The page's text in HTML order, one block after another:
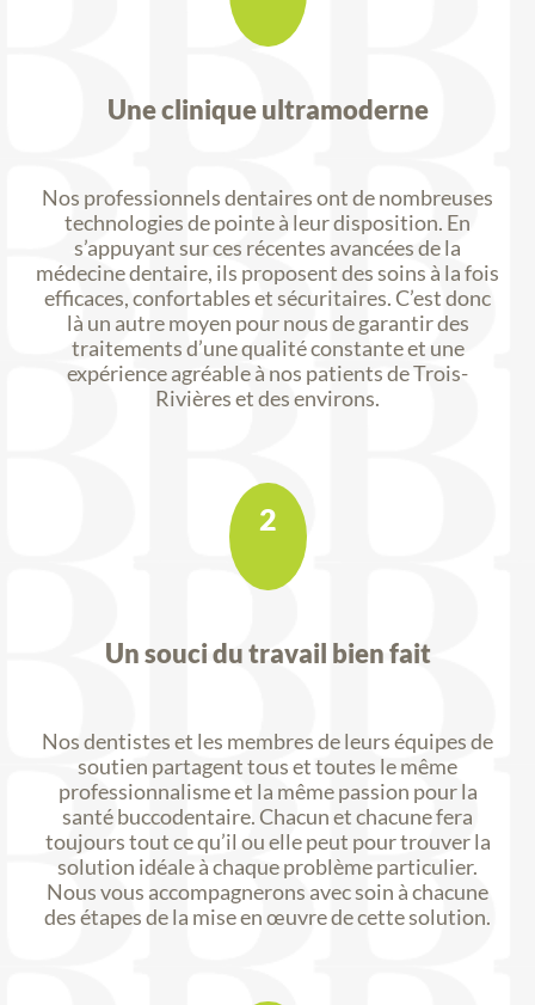
Une clinique ultramoderne
Nos professionnels dentaires ont de nombreuses
technologies de pointe à leur disposition. En
s’appuyant sur ces récentes avancées de la
médecine dentaire, ils proposent des soins à la fois
efficaces, confortables et sécuritaires. C’est donc
là un autre moyen pour nous de garantir des
traitements d’une qualité constante et une
expérience agréable à nos patients de Trois-
Rivières et des environs.
2
Un souci du travail bien fait
Nos dentistes et les membres de leurs équipes de
soutien partagent tous et toutes le même
professionnalisme et la même passion pour la
santé buccodentaire. Chacun et chacune fera
toujours tout ce qu’il ou elle peut pour trouver la
solution idéale à chaque problème particulier.
Nous vous accompagnerons avec soin à chacune
des étapes de la mise en œuvre de cette solution.